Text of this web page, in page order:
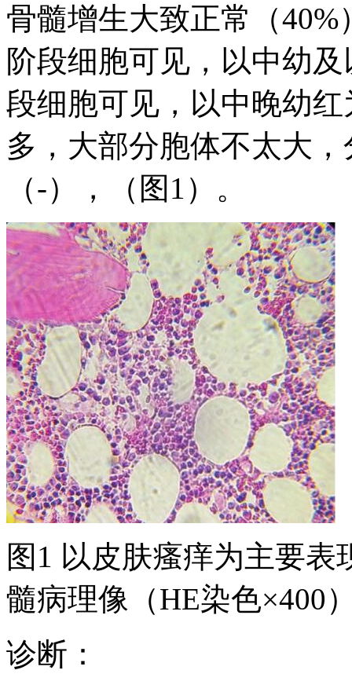
骨髓增生大致正常（
阶段细胞可见，以中幼
段细胞可见，以中晚幼
多，大部分胞体不太大
（-），（图1）。
图1 以皮肤瘙痒为主要
髓病理像（HE染色×400
诊断：